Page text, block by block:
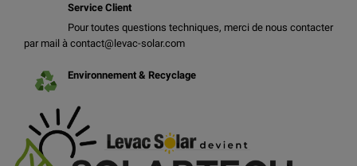
Service Client
Pour toutes questions techniques, merci de nous contacter
par mail à contact@levac-solar.com
Environnement & Recyclage